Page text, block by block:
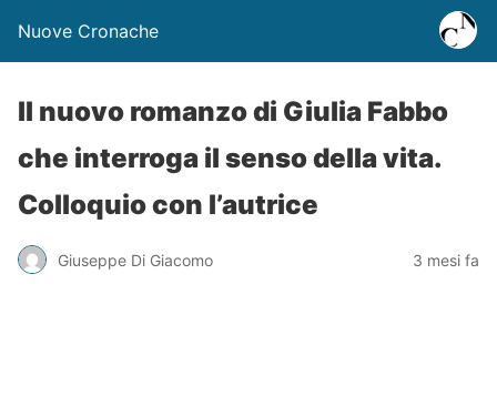
Nuove Cronache
ll nuovo romanzo di Giulia Fabbo
che interroga il senso della vita.
Colloquio con l’autrice
Giuseppe Di Giacomo 3 mesi fa